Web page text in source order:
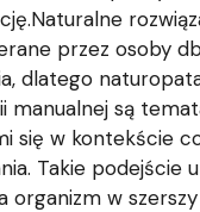
przez osoby
dlatego
manualnej są
się w kontekście
Takie podejście
organizm w